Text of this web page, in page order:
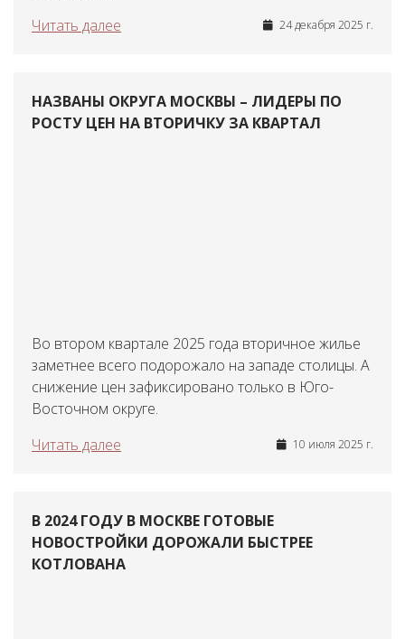
Читать далее
24 декабря 2025 г.
НАЗВАНЫ ОКРУГА МОСКВЫ – ЛИДЕРЫ ПО
РОСТУ ЦЕН НА ВТОРИЧКУ ЗА КВАРТАЛ
Во втором квартале 2025 года вторичное жилье
заметнее всего подорожало на западе столицы. А
снижение цен зафиксировано только в Юго-
Восточном округе.
Читать далее
10 июля 2025 г.
В 2024 ГОДУ В МОСКВЕ ГОТОВЫЕ
НОВОСТРОЙКИ ДОРОЖАЛИ БЫСТРЕЕ
КОТЛОВАНА